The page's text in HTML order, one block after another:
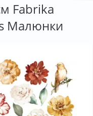
Fabrika
Малюнки